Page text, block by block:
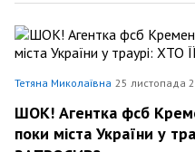
Тетяна Миколаївна 25 листопада
ШОК! Агентка фсб
поки міста України у